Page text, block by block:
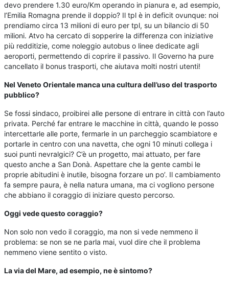
devo prendere 1.30 euro/Km operando in pianura e, ad esempio,
l’Emilia Romagna prende il doppio? Il tpl è in deficit ovunque: noi
prendiamo circa 13 milioni di euro per tpl, su un bilancio di 50
milioni. Atvo ha cercato di sopperire la differenza con iniziative
più redditizie, come noleggio autobus o linee dedicate agli
aeroporti, permettendo di coprire il passivo. Il Governo ha pure
cancellato il bonus trasporti, che aiutava molti nostri utenti!
Nel Veneto Orientale manca una cultura dell’uso del trasporto
pubblico?
Se fossi sindaco, proibirei alle persone di entrare in città con l’auto
privata. Perché far entrare le macchine in città, quando le posso
intercettarle alle porte, fermarle in un parcheggio scambiatore e
portarle in centro con una navetta, che ogni 10 minuti collega i
suoi punti nevralgici? C’è un progetto, mai attuato, per fare
questo anche a San Donà. Aspettare che la gente cambi le
proprie abitudini è inutile, bisogna forzare un po’. Il cambiamento
fa sempre paura, è nella natura umana, ma ci vogliono persone
che abbiano il coraggio di iniziare questo percorso.
Oggi vede questo coraggio?
Non solo non vedo il coraggio, ma non si vede nemmeno il
problema: se non se ne parla mai, vuol dire che il problema
nemmeno viene sentito o visto.
La via del Mare, ad esempio, ne è sintomo?